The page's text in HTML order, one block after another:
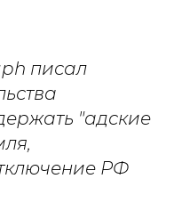
писал
"адские
РФ